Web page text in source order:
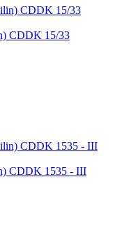
CDDK 15/33
CDDK 1535 - III